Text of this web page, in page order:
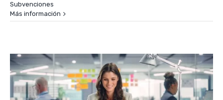
Subvenciones
Más información